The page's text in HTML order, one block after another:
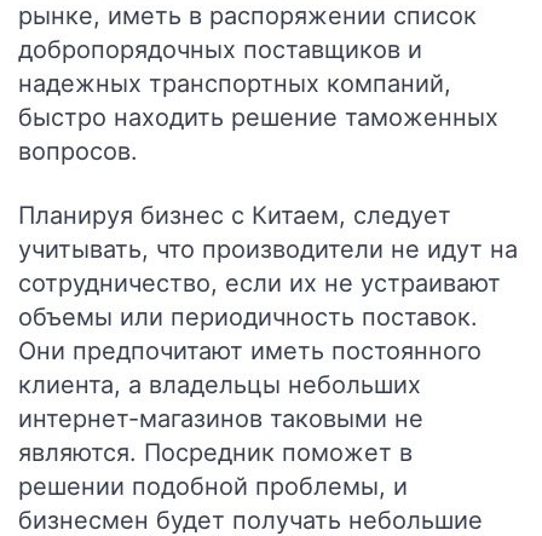
рынке, иметь в распоряжении список
добропорядочных поставщиков и
надежных транспортных компаний,
быстро находить решение таможенных
вопросов.
Планируя бизнес с Китаем, следует
учитывать, что производители не идут на
сотрудничество, если их не устраивают
объемы или периодичность поставок.
Они предпочитают иметь постоянного
клиента, а владельцы небольших
интернет-магазинов таковыми не
являются. Посредник поможет в
решении подобной проблемы, и
бизнесмен будет получать небольшие